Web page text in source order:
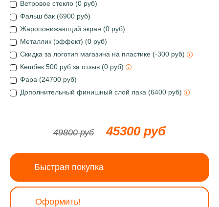
Ветровое стекло (0 руб)
Фальш бак (6900 руб)
Жаропонижающий экран (0 руб)
Металлик (эффект) (0 руб)
Скидка за логотип магазина на пластике (-300 руб)
Кешбек 500 руб за отзыв (0 руб)
Фара (24700 руб)
Дополнительный финишный слой лака (6400 руб)
49800 руб 45300 руб
Быстрая покупка
Оформить!